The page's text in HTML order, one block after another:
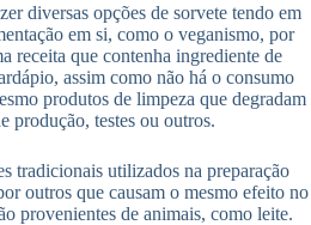
diversas opções de sorvete tendo em
em si, como o veganismo, por
receita que contenha ingrediente de
assim como não há o consumo
produtos de limpeza que degradam
produção, testes ou outros.
tradicionais utilizados na preparação
outros que causam o mesmo efeito no
provenientes de animais, como leite.